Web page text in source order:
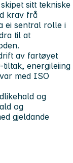
sitt tekniske
krav frå
ei sentral rolle i
til at
av fartøyet
energileiing
med ISO
og
og
gjeldande